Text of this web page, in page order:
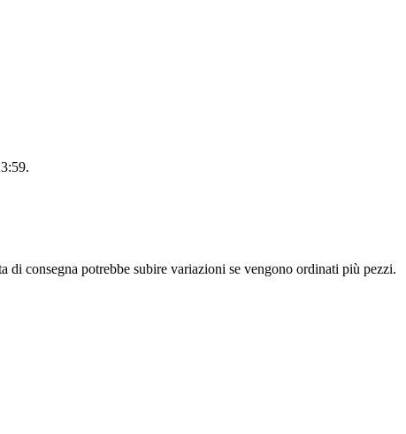
.
consegna potrebbe subire variazioni se vengono ordinati più pezzi.